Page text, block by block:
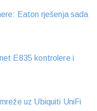
Eaton rješenja sada
E835 kontrolere i
uz Ubiquiti UniFi